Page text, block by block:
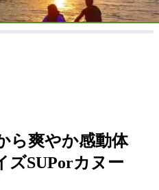
ら爽やか感動体
ズSUPorカヌー